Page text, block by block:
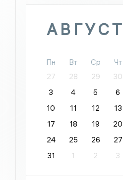
АВГУСТ
Пн Вт Ср Чт
27
28 29 30
3
4 5 6
10
11 12 13
17
18 19 20
24
25 26 27
31
1 2 3